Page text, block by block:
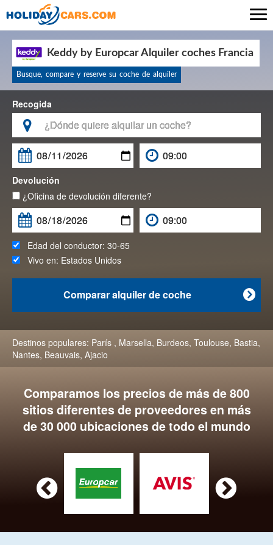
Keddy by Europcar Alquiler coches Francia
Busque, compare y reserve su coche de alquiler
Recogida


Devolución
¿Oficina de devolución diferente?
Edad del conductor: 30-65
Vivo en: Estados Unidos

Comparar alquiler de coche
Destinos populares: París , Marsella, Burdeos, Toulouse, Bastia,
Nantes, Beauvais, Ajacio
Comparamos los precios de más de 800
sitios diferentes de proveedores en más
de 30 000 ubicaciones de todo el mundo
 